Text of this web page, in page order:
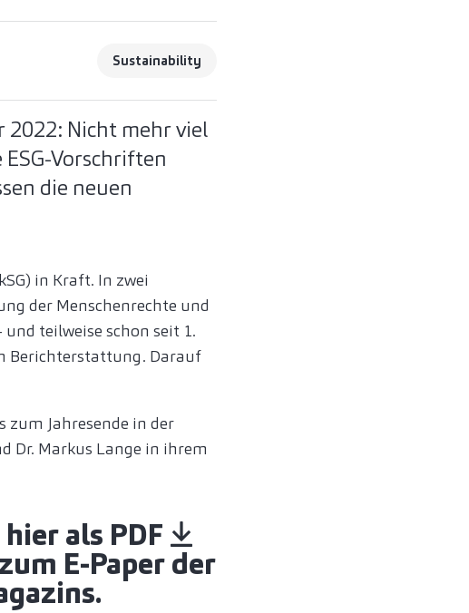
Sustainability
2022: Nicht mehr viel
Vorschriften
die neuen
in Kraft. In zwei
der Menschenrechte und
teilweise schon seit 1.
Berichterstattung. Darauf
zum Jahresende in der
Dr. Markus Lange in ihrem
hierals PDF
E-Paperder